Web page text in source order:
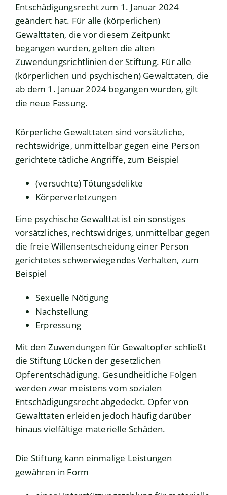
Entschädigungsrecht zum 1. Januar 2024
geändert hat. Für alle (körperlichen)
Gewalttaten, die vor diesem Zeitpunkt
begangen wurden, gelten die alten
Zuwendungsrichtlinien der Stiftung. Für alle
(körperlichen und psychischen) Gewalttaten, die
ab dem 1. Januar 2024 begangen wurden, gilt
die neue Fassung.
Körperliche Gewalttaten sind vorsätzliche,
rechtswidrige, unmittelbar gegen eine Person
gerichtete tätliche Angriffe, zum Beispiel
(versuchte) Tötungsdelikte
Körperverletzungen
Eine psychische Gewalttat ist ein sonstiges
vorsätzliches, rechtswidriges, unmittelbar gegen
die freie Willensentscheidung einer Person
gerichtetes schwerwiegendes Verhalten, zum
Beispiel
Sexuelle Nötigung
Nachstellung
Erpressung
Mit den Zuwendungen für Gewaltopfer schließt
die Stiftung Lücken der gesetzlichen
Opferentschädigung. Gesundheitliche Folgen
werden zwar meistens vom sozialen
Entschädigungsrecht abgedeckt. Opfer von
Gewalttaten erleiden jedoch häufig darüber
hinaus vielfältige materielle Schäden.
Die Stiftung kann einmalige Leistungen
gewähren in Form